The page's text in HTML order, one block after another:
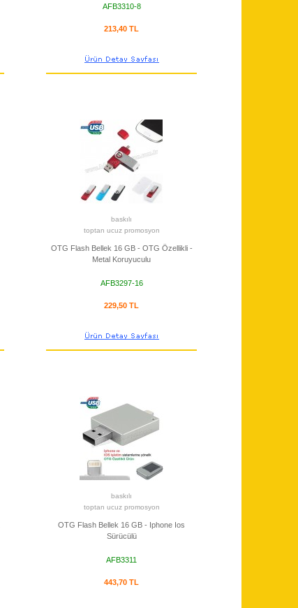
AFB3310-8
213,40 TL
baskılı
toptan ucuz promosyon
OTG Flash Bellek 16 GB - OTG Özellikli -
Metal Koruyuculu
AFB3297-16
229,50 TL
baskılı
toptan ucuz promosyon
OTG Flash Bellek 16 GB - Iphone Ios
Sürücülü
AFB3311
443,70 TL